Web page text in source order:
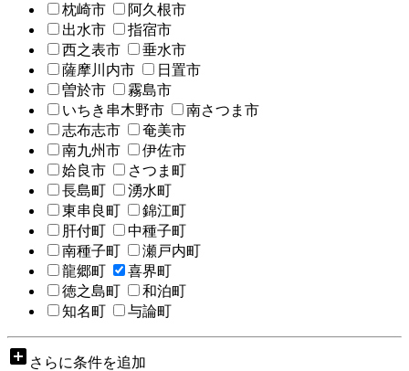
枕崎市
阿久根市
出水市
指宿市
西之表市
垂水市
薩摩川内市
日置市
曽於市
霧島市
いちき串木野市
南さつま市
志布志市
奄美市
南九州市
伊佐市
姶良市
さつま町
長島町
湧水町
東串良町
錦江町
肝付町
中種子町
南種子町
瀬戸内町
龍郷町
喜界町
徳之島町
和泊町
知名町
与論町
add_box さらに条件を追加